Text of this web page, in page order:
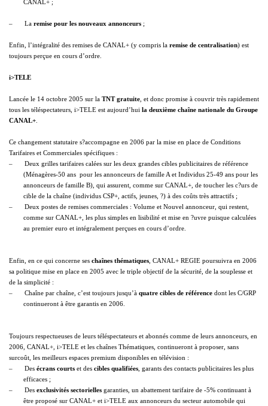
CANAL+ ;
– La remise pour les nouveaux annonceurs ;
Enfin, l’intégralité des remises de CANAL+ (y compris la remise de centralisation) est
toujours perçue en cours d’ordre.
i>TELE
Lancée le 14 octobre 2005 sur la TNTgratuite , et donc promise à couvrir très rapidement
tous les téléspectateurs, i>TELE est aujourd’hui la deuxième chaîne nationale du Groupe
CANAL+
Ce changement statutaire s?accompagne en 2006 par la mise en place de Conditions
Tarifaires et Commerciales spécifiques :
–
Deux grilles tarifaires calées sur les deux grandes cibles publicitaires de référence
(Ménagères-50 ans pour les annonceurs de famille A et Individus 25-49 ans pour les
annonceurs de famille B), qui assurent, comme sur CANAL+, de toucher les c?urs de
cible de la chaîne (individus CSP+, actifs, jeunes, ?) à des coûts très attractifs ;
–
Deux postes de remises commerciales : Volume et Nouvel annonceur, qui restent,
comme sur CANAL+, les plus simples en lisibilité et mise en ?uvre puisque calculées
au premier euro et intégralement perçues en cours d’ordre.
Enfin, en ce qui concerne ses chaînes thématiques , CANAL+ REGIE poursuivra en 2006
sa politique mise en place en 2005 avec le triple objectif de la sécurité, de la souplesse et
de la simplicité :
–
Chaîne par chaîne, c’est toujours jusqu’à quatre cibles de référence dont les C/GRP
continueront à être garantis en 2006.
Toujours respectueuses de leurs téléspectateurs et abonnés comme de leurs annonceurs, en
2006, CANAL+, i>TELE et les chaînes Thématiques, continueront à proposer, sans
surcoût, les meilleurs espaces premium disponibles en télévision :
–
Des écrans courts et des cibles qualifiées , garants des contacts publicitaires les plus
efficaces ;
–
Des exclusivités sectorielles garanties, un abattement tarifaire de -5% continuant à
être proposé sur CANAL+ et i>TELE aux annonceurs du secteur automobile qui